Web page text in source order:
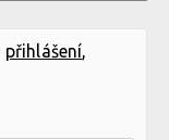
přihlášení,